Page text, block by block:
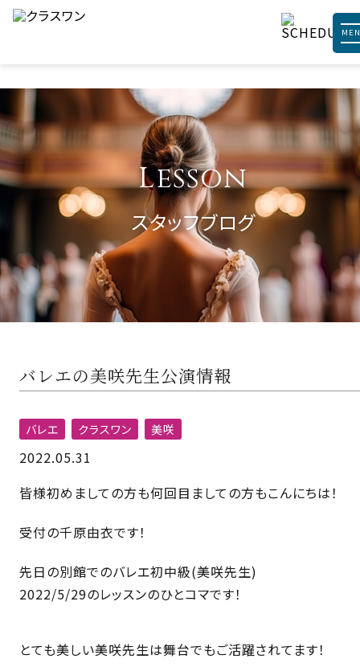
Lesson
スタッフブログ
バレエの美咲先生公演情報
バレエ クラスワン 美咲
2022.05.31
皆様初めましての方も何回目ましての方もこんにちは！
受付の千原由衣です！
先日の別館でのバレエ初中級(美咲先生)
2022/5/29のレッスンのひとコマです！
とても美しい美咲先生は舞台でもご活躍されてます！